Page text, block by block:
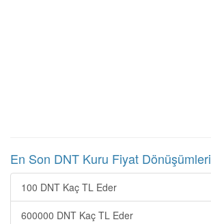
En Son DNT Kuru Fiyat Dönüşümleri
100 DNT Kaç TL Eder
600000 DNT Kaç TL Eder